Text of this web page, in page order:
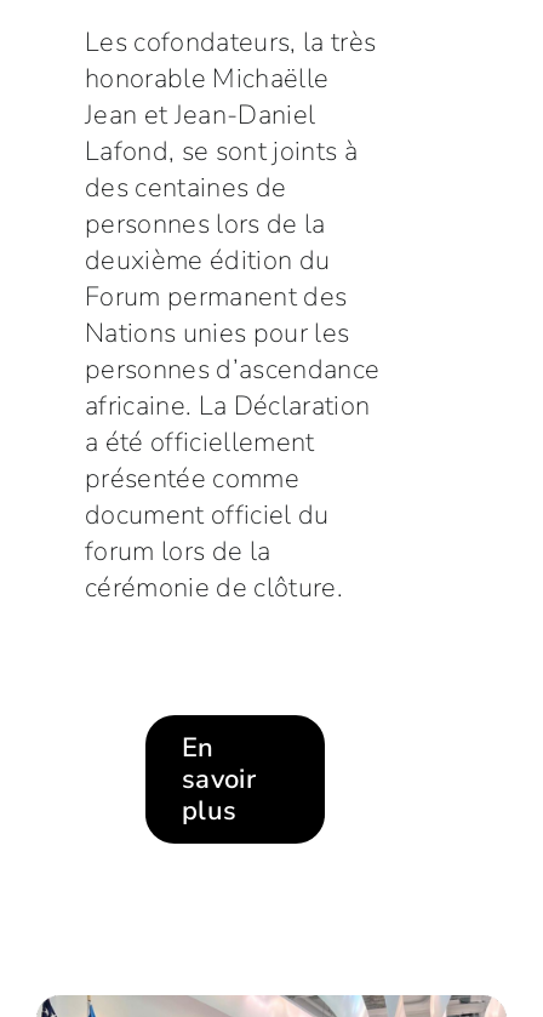
Les cofondateurs, la très
honorable Michaëlle
Jean et Jean-Daniel
Lafond, se sont joints à
des centaines de
personnes lors de la
deuxième édition du
Forum permanent des
Nations unies pour les
personnes d’ascendance
africaine. La Déclaration
a été officiellement
présentée comme
document officiel du
forum lors de la
cérémonie de clôture.
En
savoir
plus